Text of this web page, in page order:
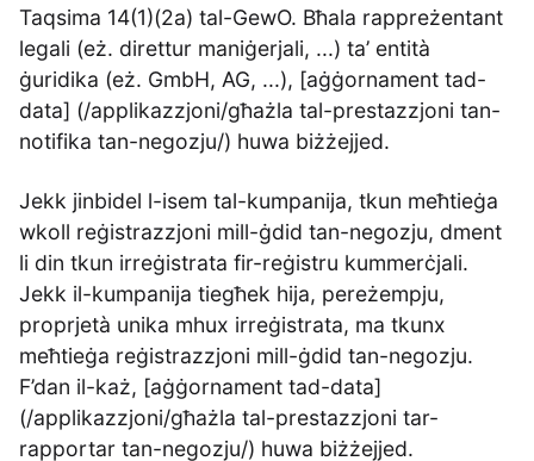
Taqsima 14(1)(2a) tal-GewO. Bħala rappreżentant
legali (eż. direttur maniġerjali, ...) ta’ entità
ġuridika (eż. GmbH, AG, ...), [aġġornament tad-
data] (/applikazzjoni/għażla tal-prestazzjoni tan-
notifika tan-negozju/) huwa biżżejjed.
Jekk jinbidel l-isem tal-kumpanija, tkun meħtieġa
wkoll reġistrazzjoni mill-ġdid tan-negozju, dment
li din tkun irreġistrata fir-reġistru kummerċjali.
Jekk il-kumpanija tiegħek hija, pereżempju,
proprjetà unika mhux irreġistrata, ma tkunx
meħtieġa reġistrazzjoni mill-ġdid tan-negozju.
F’dan il-każ, [aġġornament tad-data]
(/applikazzjoni/għażla tal-prestazzjoni tar-
rapportar tan-negozju/) huwa biżżejjed.